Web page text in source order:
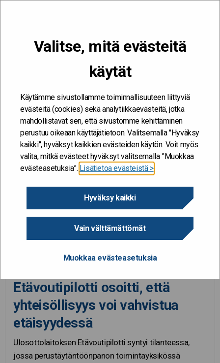
Valitse, mitä evästeitä
käytät
Käytämme sivustollamme toiminnallisuuteen liittyviä
evästeitä (cookies) sekä analytiikkaevästeitä, jotka
mahdollistavat sen, että sivustomme kehittäminen
perustuu oikeaan käyttäjätietoon. Valitsemalla "Hyväksy
kaikki", hyväksyt kaikkien evästeiden käytön. Voit myös
valita, mitkä evästeet hyväksyt valitsemalla ”Muokkaa
evästeasetuksia”. Lisätietoa evästeistä >
Hyväksy kaikki
Vain välttämättömät
Muokkaa evästeasetuksia
Kehitän ja kehityn #töissäSuomelle
monipaikkainen työ
monipaikkainen työ
Etävoutipilotti osoitti, että
yhteisöllisyys voi vahvistua
etäisyydessä
Ulosottolaitoksen Etävoutipilotti syntyi tilanteessa,
jossa perustäytäntöönpanon toimintayksikössä